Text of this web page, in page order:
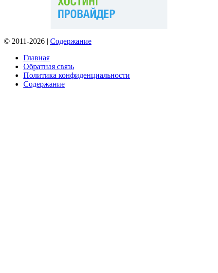
© 2011-2026 | Содержание
Главная
Обратная связь
Политика конфиденциальности
Содержание